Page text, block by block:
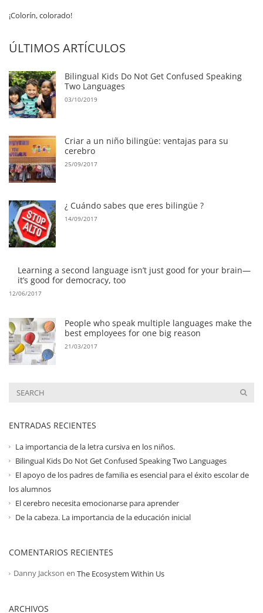
¡Colorín, colorado!
ÚLTIMOS ARTÍCULOS
Bilingual Kids Do Not Get Confused Speaking
Two Languages
03/10/2019
Criar a un niño bilingüe: ventajas para su
cerebro
25/09/2017
¿ Cuándo sabes que eres bilingüe ?
14/09/2017
Learning a second language isn’t just good for your brain—
it’s good for democracy, too
12/06/2017
People who speak multiple languages make the
best employees for one big reason
21/03/2017
ENTRADAS RECIENTES
La importancia de la letra cursiva en los niños.
Bilingual Kids Do Not Get Confused Speaking Two Languages
El apoyo de los padres de familia es esencial para el éxito escolar de
los alumnos
El cerebro necesita emocionarse para aprender
De la cabeza. La importancia de la educación inicial
COMENTARIOS RECIENTES
Danny Jackson en The Ecosystem Within Us
ARCHIVOS